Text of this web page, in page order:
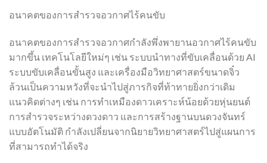
อนาคตของการสำรวจอวกาศไร้คนขับ
อนาคตของการสำรวจอวกาศกำลังพึ่งพายานอวกาศไร้คนขับ
มากขึ้น เทคโนโลยีใหม่ๆ เช่น ระบบนำทางที่ขับเคลื่อนด้วย AI
ระบบขับเคลื่อนขั้นสูง และเครื่องมือวิทยาศาสตร์ขนาดจิ๋ว
ล้วนเป็นความหวังที่จะนำไปสู่ภารกิจที่ท้าทายยิ่งกว่าเดิม
แนวคิดต่างๆ เช่น การทำเหมืองดาวเคราะห์น้อยด้วยหุ่นยนต์
การสำรวจระหว่างดวงดาว และการสร้างฐานบนดวงจันทร์
แบบอัตโนมัติ กำลังเปลี่ยนจากนิยายวิทยาศาสตร์ไปสู่แผนการ
ที่สามารถทำได้จริง